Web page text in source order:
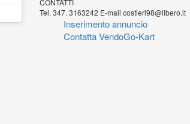
CONTATTI
Tel. 347. 3163242 E-mail costieri98@libero.it
Inserimento annuncio
Contatta VendoGo-Kart